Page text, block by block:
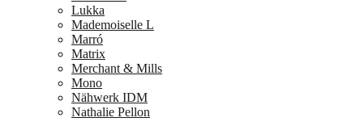
Lukka
Mademoiselle L
Marró
Matrix
Merchant & Mills
Mono
Nähwerk IDM
Nathalie Pellon